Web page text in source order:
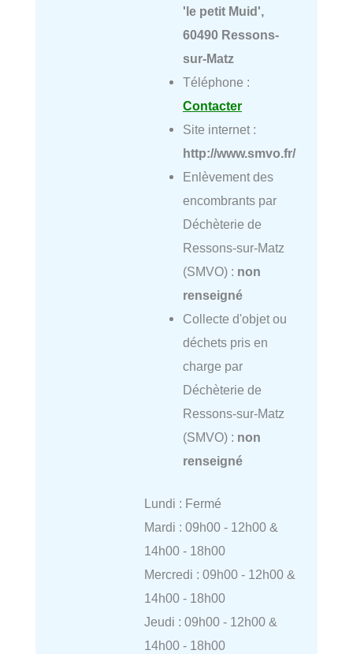
'le petit Muid',
60490 Ressons-
sur-Matz
Téléphone :
Contacter
Site internet :
http://www.smvo.fr/
Enlèvement des
encombrants par
Déchèterie de
Ressons-sur-Matz
(SMVO) : non
renseigné
Collecte d'objet ou
déchets pris en
charge par
Déchèterie de
Ressons-sur-Matz
(SMVO) : non
renseigné
Lundi : Fermé
Mardi : 09h00 - 12h00 &
14h00 - 18h00
Mercredi : 09h00 - 12h00 &
14h00 - 18h00
Jeudi : 09h00 - 12h00 &
14h00 - 18h00